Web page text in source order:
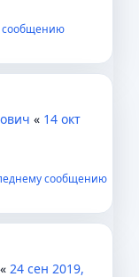
сообщению
« 14 окт
сообщению
« 24 сен 2019,